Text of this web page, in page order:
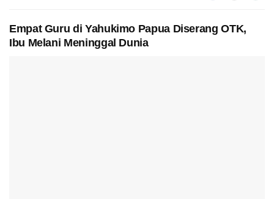
Empat Guru di Yahukimo Papua Diserang OTK,
Ibu Melani Meninggal Dunia